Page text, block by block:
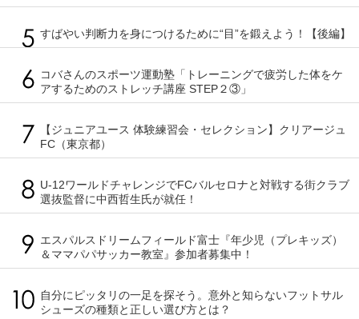
すばやい判断力を身につけるために“目”を鍛えよう！【後編】
コバさんのスポーツ運動塾「トレーニングで疲労した体をケ
アするためのストレッチ講座 STEP２③」
【ジュニアユース 体験練習会・セレクション】クリアージュ
FC（東京都）
U-12ワールドチャレンジでFCバルセロナと対戦する街クラブ
選抜監督に中西哲生氏が就任！
エスパルスドリームフィールド富士『年少児（プレキッズ）
＆ママパパサッカー教室』参加者募集中！
自分にピッタリの一足を探そう。意外と知らないフットサル
シューズの種類と正しい選び方とは？